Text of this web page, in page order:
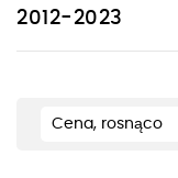
2012-2023
Cena, rosnąco